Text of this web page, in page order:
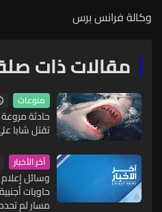
وكالة فرانس برس
مقالات ذات
منوعات
حادثة
تقتل شابا
آخر الأخبار
وسائل
حاويات
مسار لم